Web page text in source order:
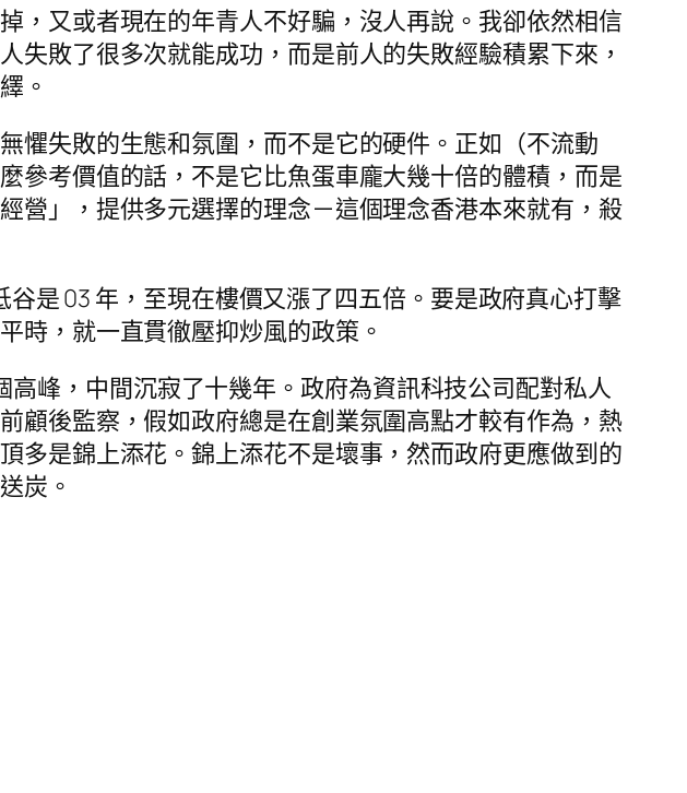
，又或者現在的年青人不好騙，沒人再說。我卻依然相信
敗了很多次就能成功，而是前人的失敗經驗積累下來，
。
懼失敗的生態和氛圍，而不是它的硬件。正如（不流動
參考價值的話，不是它比魚蛋車龐大幾十倍的體積，而是
營」，提供多元選擇的理念－這個理念香港本來就有，殺
是 03 年，至現在樓價又漲了四五倍。要是政府真心打擊
時，就一直貫徹壓抑炒風的政策。
峰，中間沉寂了十幾年。政府為資訊科技公司配對私人
顧後監察，假如政府總是在創業氛圍高點才較有作為，熱
多是錦上添花。錦上添花不是壞事，然而政府更應做到的
炭。